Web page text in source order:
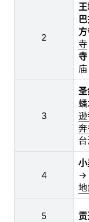
2
王
寺
寺
庙
3
4
小
→
地
5